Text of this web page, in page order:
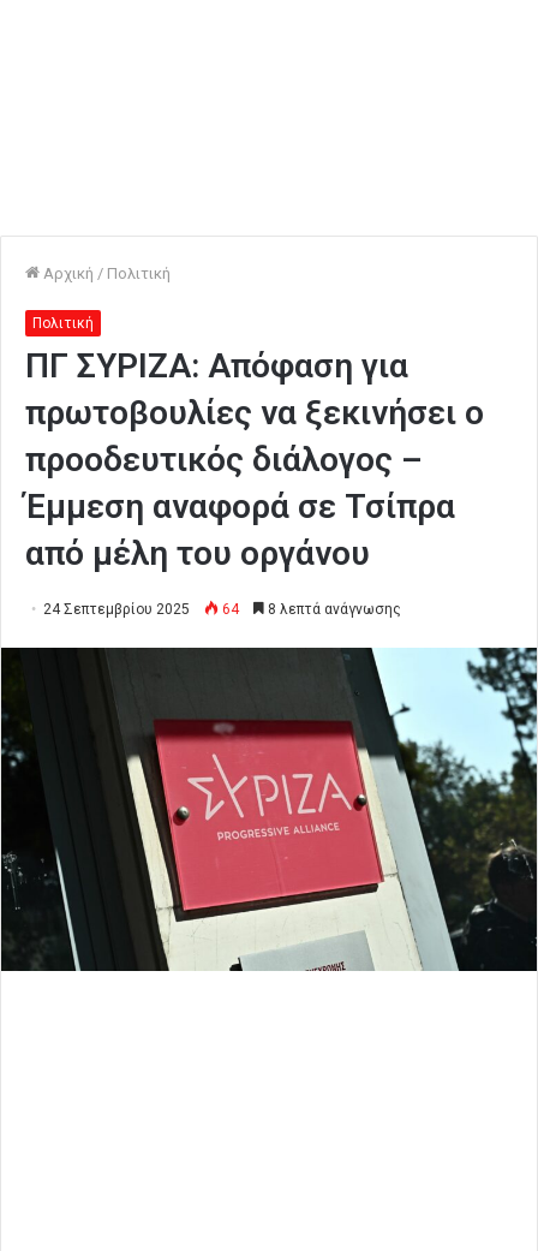
Αρχική / Πολιτική
Πολιτική
ΠΓ ΣΥΡΙΖΑ: Απόφαση για
πρωτοβουλίες να ξεκινήσει ο
προοδευτικός διάλογος –
Έμμεση αναφορά σε Τσίπρα
από μέλη του οργάνου
24 Σεπτεμβρίου 2025 64 8 λεπτά ανάγνωσης